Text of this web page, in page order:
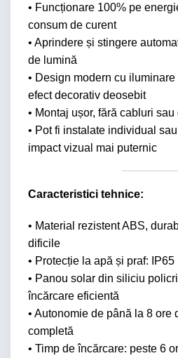
• Funcționare 100% pe
consum de curent
• Aprindere și stingere
de lumină
• Design modern cu
efect decorativ deosebit
• Montaj ușor, fără cabluri
• Pot fi instalate individual
impact vizual mai puternic
Caracteristici tehnice:
• Material rezistent ABS,
dificile
• Protecție la apă și praf: IP65
• Panou solar din siliciu
încărcare eficientă
• Autonomie de până la 8 ore
completă
• Timp de încărcare: peste 6